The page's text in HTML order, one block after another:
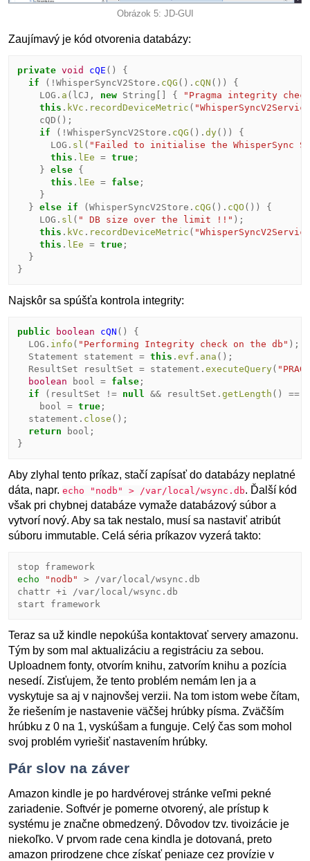
Obrázok 5: JD-GUI
Zaujímavý je kód otvorenia databázy:
private void cQE ()
{
if
( ! WhisperSyncV2Store . cQG (). cQN ())
{
LOG . a ( lCJ , new String {
"Pragma integrity
this . kVc . recordDeviceMetric (
cQD ();
if
( ! WhisperSyncV2Store . cQG (). dy())
{
LOG . sl ( "Failed to initialise the WhisperSync
this . lEe = true ;
} else {
this . lEe = false ;
}
} else if ( WhisperSyncV2Store . cQG (). cQO ())
{
LOG . sl ( " DB size over the limit !!" );
this . kVc . recordDeviceMetric (
this . lEe = true ;
}
}
Najskôr sa spúšťa kontrola integrity:
public boolean cQN ()
{
LOG . info ( "Performing Integrity check on the db" );
Statement
statement = this . evf . ana ();
ResultSet
resultSet = statement . executeQuery(
boolean
bool = false ;
if
( resultSet != null && resultSet . getLength () ==
bool = true ;
statement . close ();
return
bool ;
}
Aby zlyhal tento príkaz, stačí zapísať do databázy neplatné
dáta, napr. echo "nodb" > /var/local/wsync.db. Ďalší kód
však pri chybnej databáze vymaže databázový súbor a
vytvorí nový. Aby sa tak nestalo, musí sa nastaviť atribút
súboru immutable. Celá séria príkazov vyzerá takto:
echo
"nodb"
> /var/local/wsync.db
chattr +i /var/local/wsync.db
Teraz sa už kindle nepokúša kontaktovať servery amazonu.
Tým by som mal aktualizáciu a registráciu za sebou.
Uploadnem fonty, otvorím knihu, zatvorím knihu a pozícia
nesedí. Zisťujem, že tento problém nemám len ja a
vyskytuje sa aj v najnovšej verzii. Na tom istom webe čítam,
že riešením je nastavenie väčšej hrúbky písma. Zväčším
hrúbku z 0 na 1, vyskúšam a funguje. Celý čas som mohol
svoj problém vyriešiť nastavením hrúbky.
Pár slov na záver
Amazon kindle je po hardvérovej stránke veľmi pekné
zariadenie. Softvér je pomerne otvorený, ale prístup k
systému je značne obmedzený. Dôvodov tzv. tivoizácie je
niekoľko. V prvom rade cena kindla je dotovaná, preto
amazon prirodzene chce získať peniaze cez provízie v